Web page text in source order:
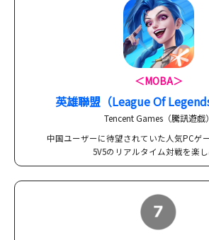
＜MOBA＞
英雄聯盟（League Of
Tencent Games（騰訊遊戯）
中国ユーザーに待望されていた人気PCゲ
5V5のリアルタイム対戦を楽